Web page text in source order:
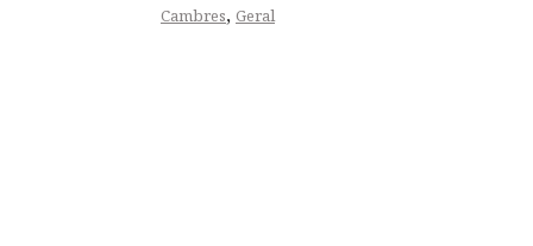
Cambres, Geral